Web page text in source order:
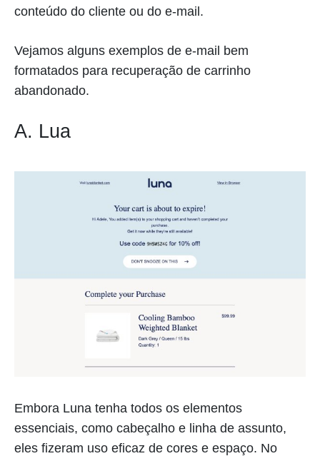
conteúdo do cliente ou do e-mail.
Vejamos alguns exemplos de e-mail bem
formatados para recuperação de carrinho
abandonado.
A. Lua
Embora Luna tenha todos os elementos
essenciais, como cabeçalho e linha de assunto,
eles fizeram uso eficaz de cores e espaço. No